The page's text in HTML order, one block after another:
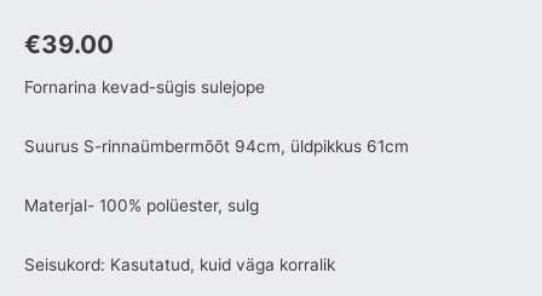
€39.00
Fornarina kevad-sügis sulejope
Suurus S-rinnaümbermõõt 94cm, üldpikkus 61cm
Materjal- 100% polüester, sulg
Seisukord: Kasutatud, kuid väga korralik